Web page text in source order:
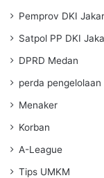
Pemprov DKI
Satpol PP DKI
DPRD Medan
perda
Menaker
Korban
A-League
Tips UMKM